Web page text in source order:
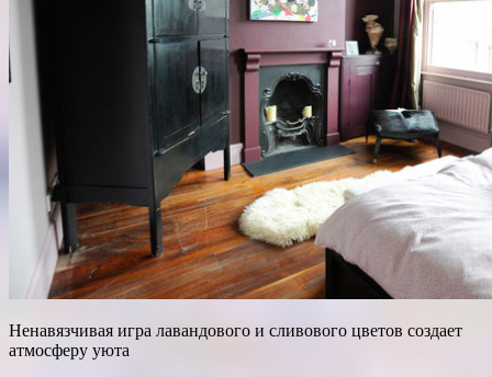
Ненавязчивая игра лавандового и сливового цветов создает
атмосферу уюта